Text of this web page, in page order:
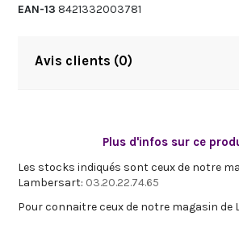
EAN-13 8421332003781
Avis clients (0)
Plus d'infos sur ce
Les stocks indiqués sont ceux de notre
Lambersart: 03.20.22.74.65
Pour connaitre ceux de notre magasin de